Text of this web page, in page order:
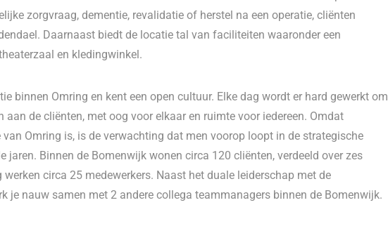
zorgvraag, dementie, revalidatie of herstel na een operatie, cliënten
Daarnaast biedt de locatie tal van faciliteiten waaronder een
en kledingwinkel.
binnen Omring en kent een open cultuur. Elke dag wordt er hard gewerkt om
aan de cliënten, met oog voor elkaar en ruimte voor iedereen. Omdat
Omring is, is de verwachting dat men voorop loopt in de strategische
jaren. Binnen de Bomenwijk wonen circa 120 cliënten, verdeeld over zes
circa 25 medewerkers. Naast het duale leiderschap met de
je nauw samen met 2 andere collega teammanagers binnen de Bomenwijk.